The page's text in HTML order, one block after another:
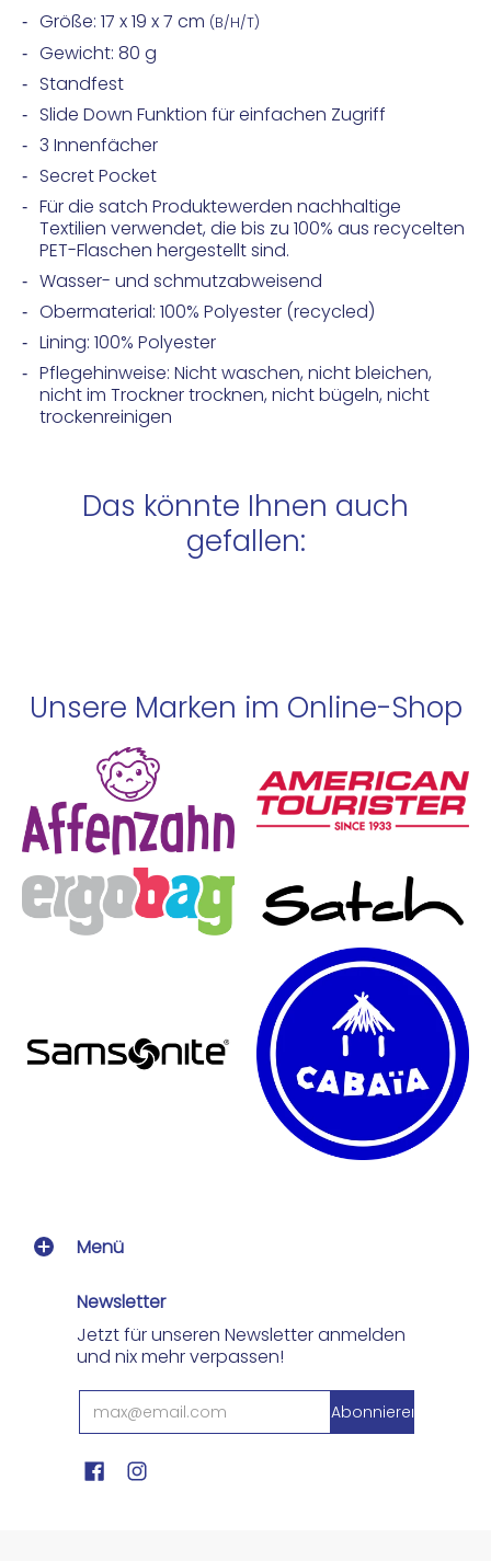
Größe: 17 x 19 x 7 cm (B/H/T)
Gewicht: 80 g
Standfest
Slide Down Funktion für einfachen Zugriff
3 Innenfächer
Secret Pocket
Für die satch Produktewerden nachhaltige
Textilien verwendet, die bis zu 100% aus recycelten
PET-Flaschen hergestellt sind.
Wasser- und schmutzabweisend
Obermaterial: 100% Polyester (recycled)
Lining: 100% Polyester
Pflegehinweise: Nicht waschen, nicht bleichen,
nicht im Trockner trocknen, nicht bügeln, nicht
trockenreinigen
Das könnte Ihnen auch
gefallen:
Unsere Marken im Online-Shop
Menü
Newsletter
Jetzt für unseren Newsletter anmelden
und nix mehr verpassen!